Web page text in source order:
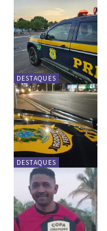
DESTAQUES
DESTAQUES